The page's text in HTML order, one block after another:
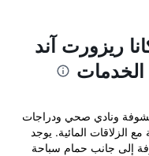
ريزورت آند
المكشوفة ونادي صحي ودراجات
الزلاقات المائية. يوجد
إلى جانب حمام سباحة